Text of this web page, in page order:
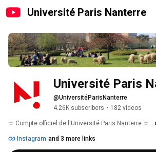
Université Paris Nanterre
Université Paris
@UniversitéParisNanterre
4.26K subscribers • 182 videos
☆ Compte officiel de l'Université Paris Nanterre ☆
Instagram and 3 more links